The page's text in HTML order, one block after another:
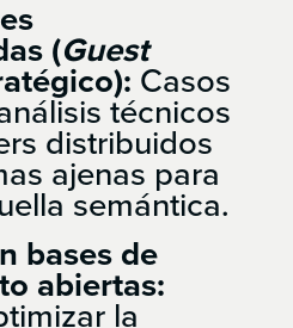
(Guest
Casos
técnicos
distribuidos
ajenas para
semántica.
bases de
abiertas:
la